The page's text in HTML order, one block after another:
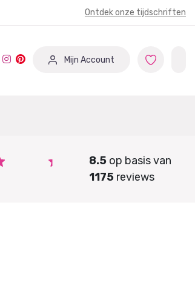
Ontdek onze tijdschriften
Mijn Account
8.5op basis van
1175reviews